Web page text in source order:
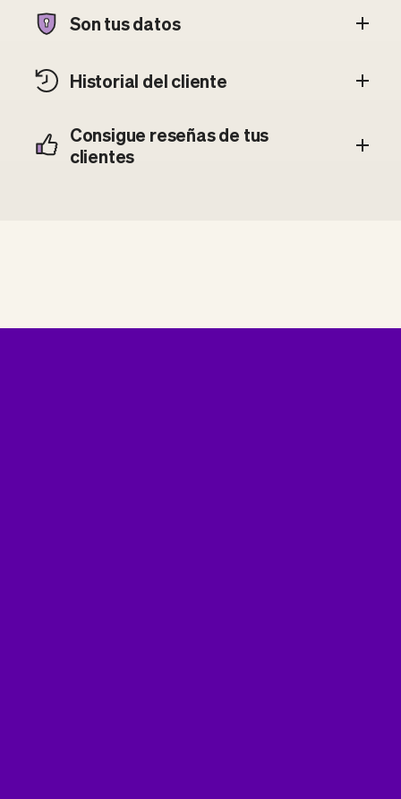
Son tus datos
Historial del cliente
Consigue reseñas de tus
clientes